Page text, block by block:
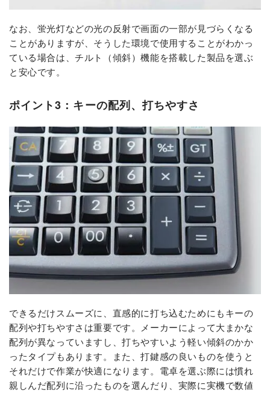
なお、蛍光灯などの光の反射で画面の一部が見づらくなる
ことがありますが、そうした環境で使用することがわかっ
ている場合は、チルト（傾斜）機能を搭載した製品を選ぶ
と安心です。
ポイント3：キーの配列、打ちやすさ
できるだけスムーズに、直感的に打ち込むためにもキーの
配列や打ちやすさは重要です。メーカーによって大まかな
配列が異なっていますし、打ちやすいよう軽い傾斜のかか
ったタイプもあります。また、打鍵感の良いものを使うと
それだけで作業が快適になります。電卓を選ぶ際には慣れ
親しんだ配列に沿ったものを選んだり、実際に実機で数値